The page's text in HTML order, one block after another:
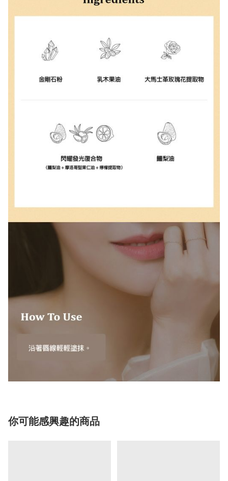
你可能感興趣的商品